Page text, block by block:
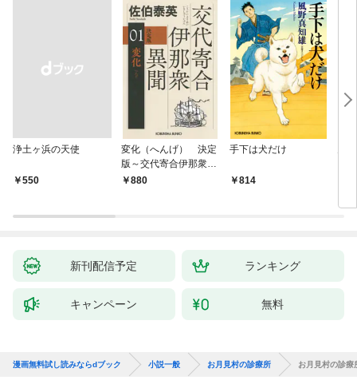
浄土ヶ浜の天使
￥550
変化（へんげ） 決定
版～交代寄合伊那衆異
聞（1）～
880
手下は犬だけ
814
新刊配信予定 ランキング
キャンペーン 無料
漫画無料試し読みならdブック 小説一般 お月見村の診療所 お月見村の診療